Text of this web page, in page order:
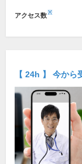
アクセス数※
【 24h 】 今から